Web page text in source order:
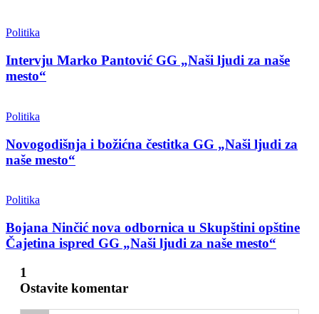
Politika
Intervju Marko Pantović GG „Naši ljudi za naše
mesto“
Politika
Novogodišnja i božićna čestitka GG „Naši ljudi za
naše mesto“
Politika
Bojana Ninčić nova odbornica u Skupštini opštine
Čajetina ispred GG „Naši ljudi za naše mesto“
1
Ostavite komentar